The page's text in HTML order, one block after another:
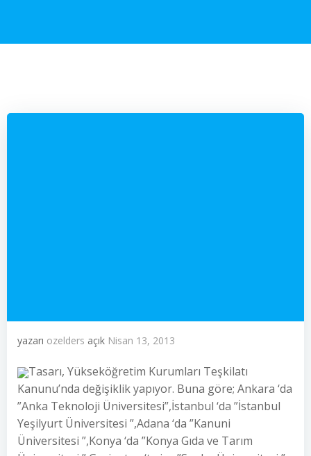
yazarı ozelders açık Nisan 13, 2013
Tasarı, Yükseköğretim Kurumları Teşkilatı
Kanunu’nda değişiklik yapıyor. Buna göre; Ankara ‘da
”Anka Teknoloji Üniversitesi”,İstanbul ‘da ”İstanbul
Yeşilyurt Üniversitesi ”,Adana ‘da ”Kanuni
Üniversitesi ”,Konya ‘da ”Konya Gıda ve Tarım